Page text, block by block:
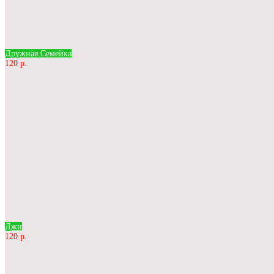
Дружная Семейка
120 р.
Джи
120 р.